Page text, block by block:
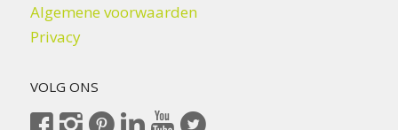
Algemene voorwaarden
Privacy
VOLG ONS